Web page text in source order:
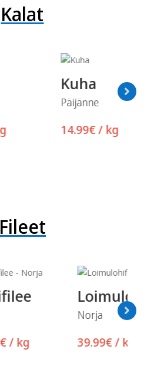
Kalat
Kuha
Päijänne
14.99€ / kg
Fileet
Loimulohifilee
39.99€ / kg